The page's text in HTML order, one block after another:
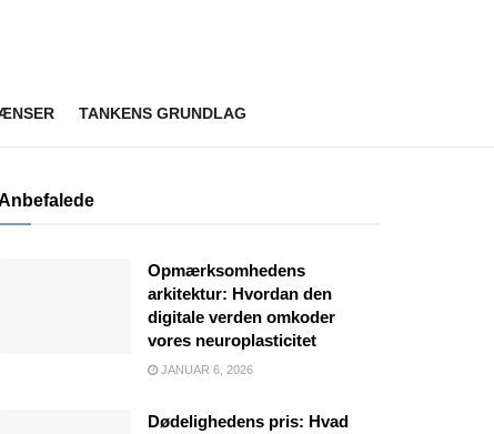
TANKENS GRUNDLAG
Opmærksomhedens
arkitektur: Hvordan den
digitale verden omkoder
vores neuroplasticitet
JANUAR 6, 2026
Dødelighedens pris: Hvad